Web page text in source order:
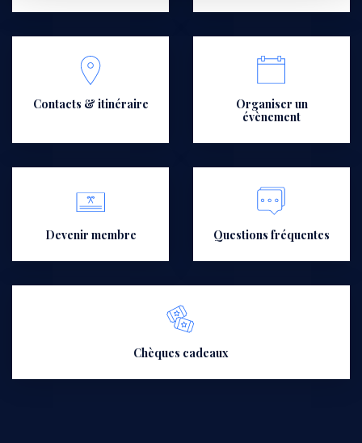
Contacts & itinéraire
Organiser un
évènement
Devenir membre Questions fréquentes
Chèques cadeaux